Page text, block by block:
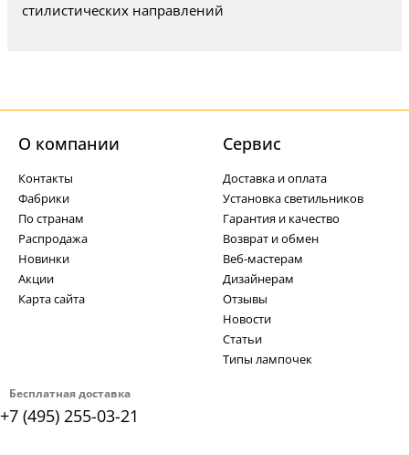
стилистических направлений
Бесплатная доставка
+7 (495) 255-03-21
О компании
Контакты
Фабрики
По странам
Распродажа
Новинки
Акции
Карта сайта
Cервис
Доставка и оплата
Установка светильников
Гарантия и качество
Возврат и обмен
Веб-мастерам
Дизайнерам
Отзывы
Новости
Статьи
Типы лампочек